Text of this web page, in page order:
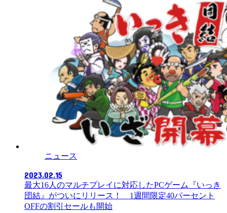
ニュース
2023.02.15
最大16人のマルチプレイに対応したPCゲーム『いっき
団結』がついにリリース！ 1週間限定40パーセント
OFFの割引セールも開始